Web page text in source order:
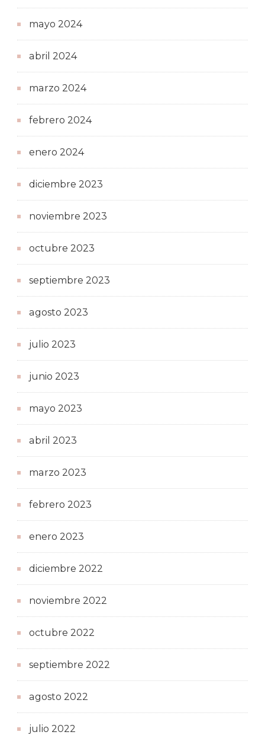
mayo 2024
abril 2024
marzo 2024
febrero 2024
enero 2024
diciembre 2023
noviembre 2023
octubre 2023
septiembre 2023
agosto 2023
julio 2023
junio 2023
mayo 2023
abril 2023
marzo 2023
febrero 2023
enero 2023
diciembre 2022
noviembre 2022
octubre 2022
septiembre 2022
agosto 2022
julio 2022